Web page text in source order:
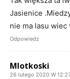
Jasienice
nie ma lasu
Odpowiedz
Mlotkoski
26 lutego 2020 W